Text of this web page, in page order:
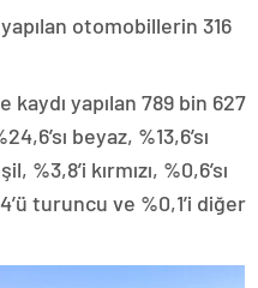
otomobillerin 316
yapılan 789 bin 627
beyaz, %13,6’sı
%3,8’i kırmızı, %0,6’sı
turuncu ve %0,1’i diğer